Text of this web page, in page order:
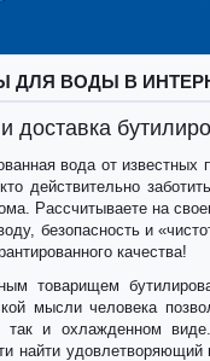
ДЛЯ ВОДЫ В
доставка
вода от известных
действительно
Рассчитываете на
безопасность и
качества!
товарищем
мысли человека
так и охлажденном
найти